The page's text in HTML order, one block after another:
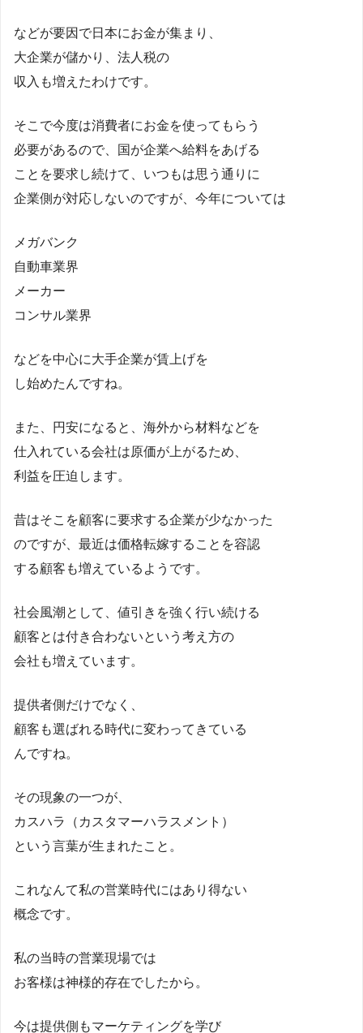
などが要因で日本にお金が集まり、
大企業が儲かり、法人税の
収入も増えたわけです。
そこで今度は消費者にお金を使ってもらう
必要があるので、国が企業へ給料をあげる
ことを要求し続けて、いつもは思う通りに
企業側が対応しないのですが、今年については
メガバンク
自動車業界
メーカー
コンサル業界
などを中心に大手企業が賃上げを
し始めたんですね。
また、円安になると、海外から材料などを
仕入れている会社は原価が上がるため、
利益を圧迫します。
昔はそこを顧客に要求する企業が少なかった
のですが、最近は価格転嫁することを容認
する顧客も増えているようです。
社会風潮として、値引きを強く行い続ける
顧客とは付き合わないという考え方の
会社も増えています。
提供者側だけでなく、
顧客も選ばれる時代に変わってきている
んですね。
その現象の一つが、
カスハラ（カスタマーハラスメント）
という言葉が生まれたこと。
これなんて私の営業時代にはあり得ない
概念です。
私の当時の営業現場では
お客様は神様的存在でしたから。
今は提供側もマーケティングを学び